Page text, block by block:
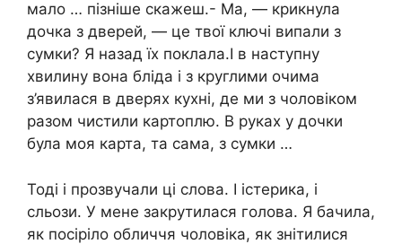
мало … пізніше скажеш.- Ма, — крикнула
дочка з дверей, — це твої ключі випали з
сумки? Я назад їх поклала.І в наступну
хвилину вона бліда і з круглими очима
з’явилася в дверях кухні, де ми з чоловіком
разом чистили картоплю. В руках у дочки
була моя карта, та сама, з сумки …
Тоді і прозвучали ці слова. І істерика, і
сльози. У мене закрутилася голова. Я бачила,
як посіріло обличчя чоловіка, як знітилися